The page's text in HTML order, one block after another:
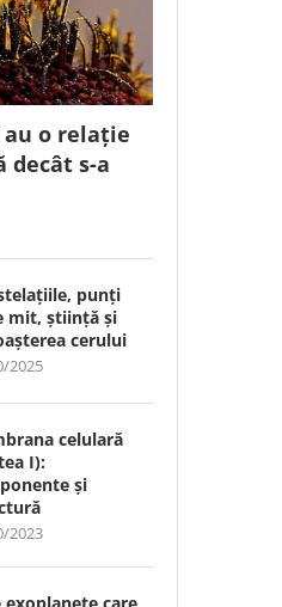
o relație
decât s-a
punți
mit, știință și
cerului
2025
celulară
I):
și
2023
exoplanete care